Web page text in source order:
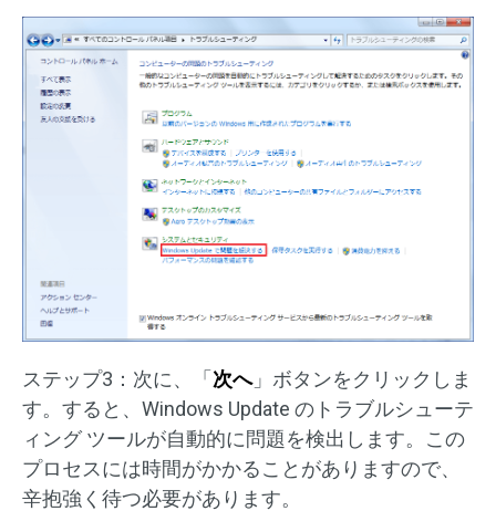
ステップ3：次に、「次へ」ボタンをクリックしま
す。すると、Windows Update のトラブルシューテ
ィング ツールが自動的に問題を検出します。この
プロセスには時間がかかることがありますので、
辛抱強く待つ必要があります。